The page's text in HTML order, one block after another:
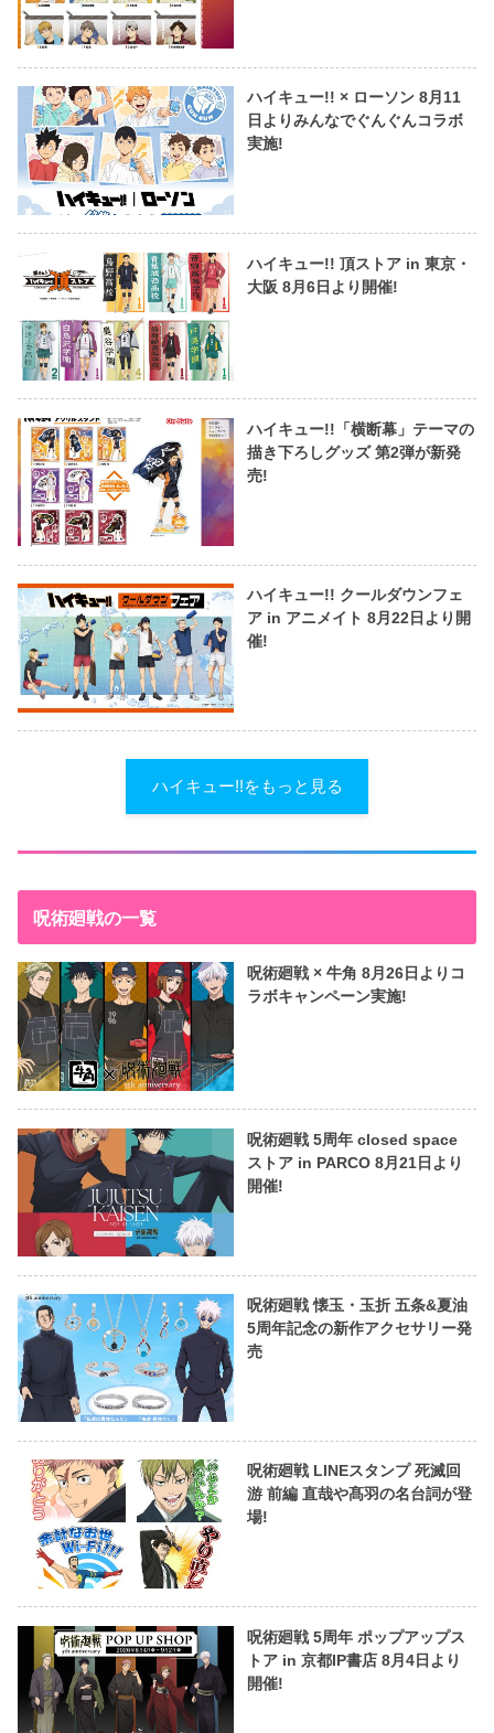
ハイキュー!! × ローソン 8月11
日よりみんなでぐんぐんコラボ
実施!
ハイキュー!! 頂ストア in 東京・
大阪 8月6日より開催!
ハイキュー!!「横断幕」テーマの
描き下ろしグッズ 第2弾が新発
売!
ハイキュー!! クールダウンフェ
ア in アニメイト 8月22日より開
催!
ハイキュー!!をもっと見る
呪術廻戦の一覧
呪術廻戦 × 牛角 8月26日よりコ
ラボキャンペーン実施!
呪術廻戦 5周年 closed space
ストア in PARCO 8月21日より
開催!
呪術廻戦 懐玉・玉折 五条&夏油
5周年記念の新作アクセサリー発
売
呪術廻戦 LINEスタンプ 死滅回
游 前編 直哉や髙羽の名台詞が登
場!
呪術廻戦 5周年 ポップアップス
トア in 京都IP書店 8月4日より
開催!